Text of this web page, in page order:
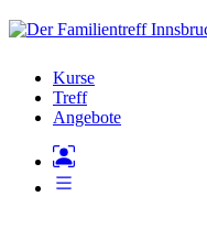
Kurse
Treff
Angebote